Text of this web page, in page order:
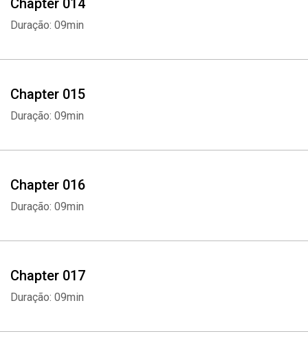
Chapter 014
Duração: 09min
Chapter 015
Duração: 09min
Chapter 016
Duração: 09min
Chapter 017
Duração: 09min
Whatsapp